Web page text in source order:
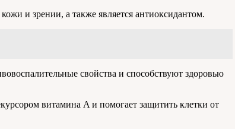
и зрении, а также является антиоксидантом.
свойства и способствуют здоровью
витамина A и помогает защитить клетки от